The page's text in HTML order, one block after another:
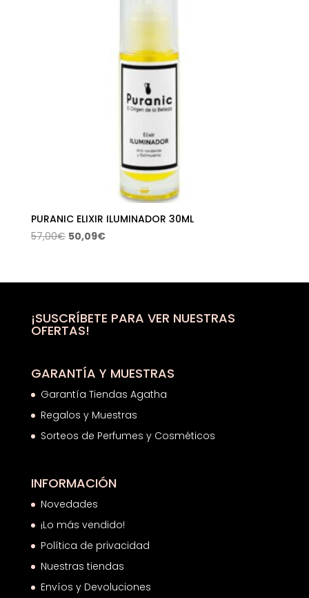
PURANIC ELIXIR ILUMINADOR 30ML
57,00€ El
era:
50,09€El
es:
¡SUSCRÍBETE PARA VER NUESTRAS
OFERTAS!
GARANTÍA Y MUESTRAS
Garantía Tiendas Agatha
Regalos y Muestras
Sorteos de Perfumes y Cosméticos
INFORMACIÓN
Novedades
¡Lo más vendido!
Política de privacidad
Nuestras tiendas
Envíos y Devoluciones